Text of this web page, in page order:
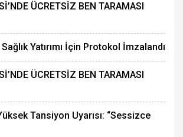
ÜCRETSİZ BEN TARAMASI
Yatırımı İçin Protokol İmzalandı
ÜCRETSİZ BEN TARAMASI
Tansiyon Uyarısı: “Sessizce